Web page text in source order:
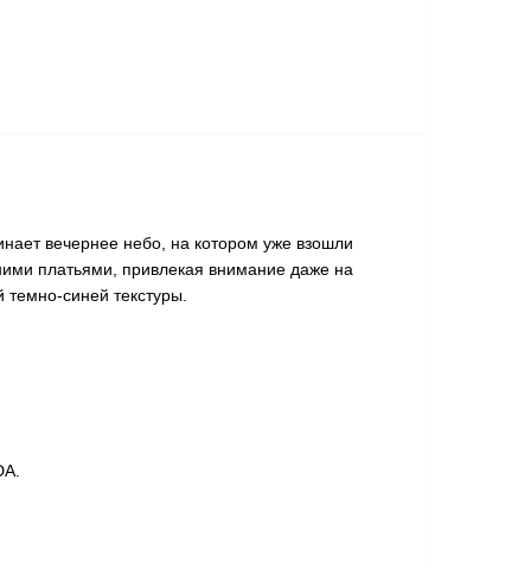
вечернее небо, на котором уже взошли
платьями, привлекая внимание даже на
синей текстуры.